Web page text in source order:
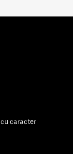
caracter